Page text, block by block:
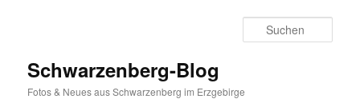
Schwarzenberg-Blog
Fotos & Neues aus Schwarzenberg im Erzgebirge